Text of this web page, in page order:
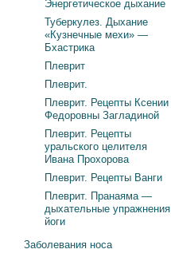
Энергетическое дыхание
Туберкулез. Дыхание
«Кузнечные мехи» —
Бхастрика
Плеврит
Плеврит.
Плеврит. Рецепты Ксении
Федоровны Загладиной
Плеврит. Рецепты
уральского целителя
Ивана Прохорова
Плеврит. Рецепты Ванги
Плеврит. Пранаяма —
дыхательные упражнения
йоги
Заболевания носа